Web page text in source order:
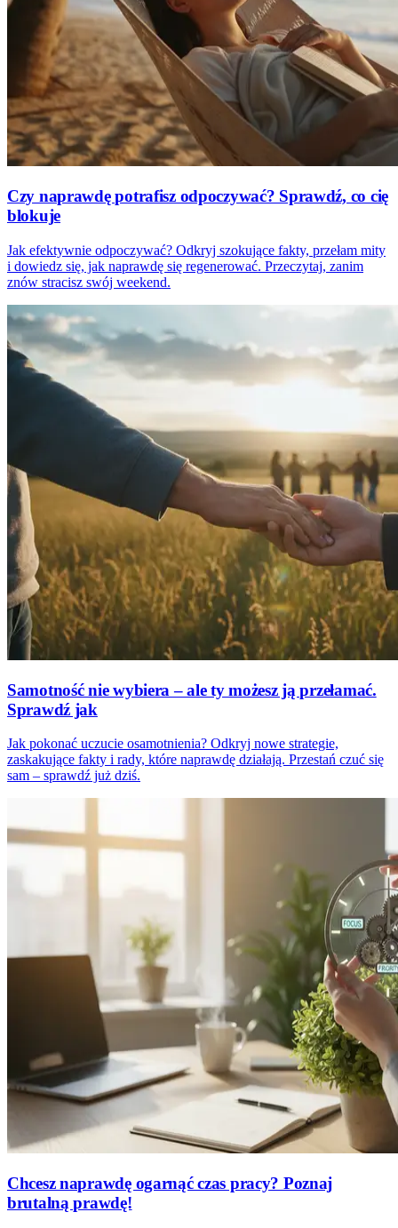
Czy naprawdę potrafisz odpoczywać? Sprawdź, co cię
blokuje
Jak efektywnie odpoczywać? Odkryj szokujące fakty, przełam mity
i dowiedz się, jak naprawdę się regenerować. Przeczytaj, zanim
znów stracisz swój weekend.
Samotność nie wybiera – ale ty możesz ją przełamać.
Sprawdź jak
Jak pokonać uczucie osamotnienia? Odkryj nowe strategie,
zaskakujące fakty i rady, które naprawdę działają. Przestań czuć się
sam – sprawdź już dziś.
Chcesz naprawdę ogarnąć czas pracy? Poznaj
brutalną prawdę!